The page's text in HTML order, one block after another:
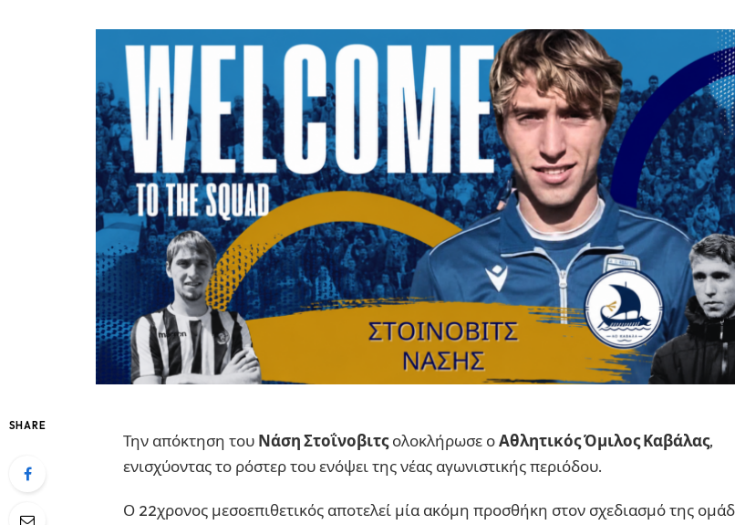
SHARE
Την απόκτηση του Νάση Στοΐνοβιτςολοκλήρωσε οΑθλητικός Όμιλος Καβάλας,
ενισχύοντας το ρόστερ του ενόψει της νέας αγωνιστικής περιόδου.
Ο 22χρονος μεσοεπιθετικός αποτελεί μία ακόμη προσθήκη στον σχεδιασμό της